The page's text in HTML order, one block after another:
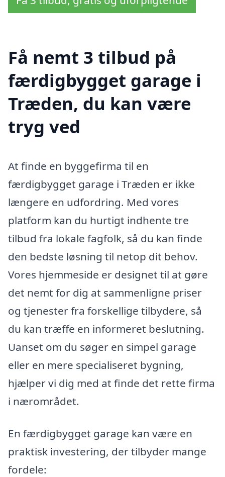
Få nemt 3 tilbud på
færdigbygget garage i
Træden, du kan være
tryg ved
At finde en byggefirma til en
færdigbygget garage i Træden er ikke
længere en udfordring. Med vores
platform kan du hurtigt indhente tre
tilbud fra lokale fagfolk, så du kan finde
den bedste løsning til netop dit behov.
Vores hjemmeside er designet til at gøre
det nemt for dig at sammenligne priser
og tjenester fra forskellige tilbydere, så
du kan træffe en informeret beslutning.
Uanset om du søger en simpel garage
eller en mere specialiseret bygning,
hjælper vi dig med at finde det rette firma
i nærområdet.
En færdigbygget garage kan være en
praktisk investering, der tilbyder mange
fordele: